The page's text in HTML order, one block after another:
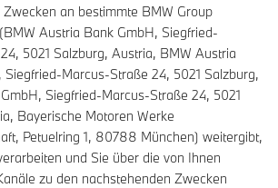
an bestimmte BMW Group
Austria Bank GmbH, Siegfried-
5021 Salzburg, Austria, BMW Austria
Siegfried-Marcus-Straße 24, 5021 Salzburg,
Siegfried-Marcus-Straße 24, 5021
Bayerische Motoren Werke
Petuelring 1, 80788 München) weitergibt,
und Sie über die von Ihnen
zu den nachstehenden Zwecken